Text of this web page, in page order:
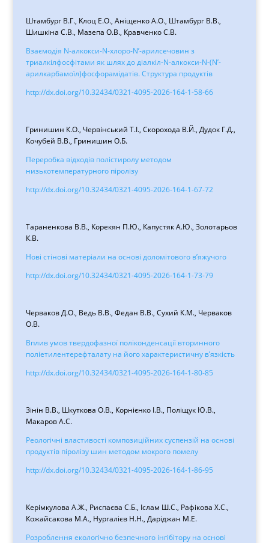
Штамбург В.Г., Kлоц E.О., Аніщенко A.О., Штамбург В.В.,
Шишкіна С.В., Мазепа О.В., Кравченко С.В.
Взаємодія N-алкокси-N-хлоро-N’-арилсечовин з
триалкілфосфітами як шлях до діалкіл-N-алкокси-N-(N’-
арилкарбамоїл)фосфорамідатів. Структура продуктів
http://dx.doi.org/10.32434/0321-4095-2026-164-1-58-66
Гринишин К.О., Червінський Т.І., Скорохода В.Й., Дудок Г.Д.,
Кочубей В.В., Гринишин О.Б.
Переробка відходів полістиролу методом
низькотемпературного піролізу
http://dx.doi.org/10.32434/0321-4095-2026-164-1-67-72
Тараненкова В.В., Корекян П.Ю., Капустяк А.Ю., Золотарьов
К.В.
Нові стінові матеріали на основі доломітового в’яжучого
http://dx.doi.org/10.32434/0321-4095-2026-164-1-73-79
Черваков Д.О., Ведь В.В., Федан В.В., Сухий К.М., Черваков
О.В.
Вплив умов твердофазної поліконденсації вторинного
поліетилентерефталату на його характеристичну в’язкість
http://dx.doi.org/10.32434/0321-4095-2026-164-1-80-85
Зінін В.В., Шкуткова О.В., Корнієнко І.В., Поліщук Ю.В.,
Макаров А.С.
Реологічні властивості композиційних суспензій на основі
продуктів піролізу шин методом мокрого помелу
http://dx.doi.org/10.32434/0321-4095-2026-164-1-86-95
Керімкулова А.Ж., Риспаєва С.Б., Іслам Ш.С., Рафікова Х.С.,
Кожайсакова М.А., Нургалієв Н.Н., Даріджан М.Е.
Розроблення екологічно безпечного інгібітору на основі